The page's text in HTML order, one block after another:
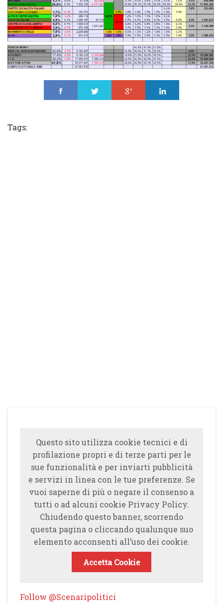
Tags:
Questo sito utilizza cookie tecnici e di
profilazione propri e di terze parti per le
sue funzionalità e per inviarti pubblicità
e servizi in linea con le tue preferenze. Se
vuoi saperne di più o negare il consenso a
tutti o ad alcuni cookie Privacy Policy.
Chiudendo questo banner, scorrendo
questa pagina o cliccando qualunque suo
elemento acconsenti all’uso dei cookie.
Accetta Cookie
Follow @Scenaripolitici